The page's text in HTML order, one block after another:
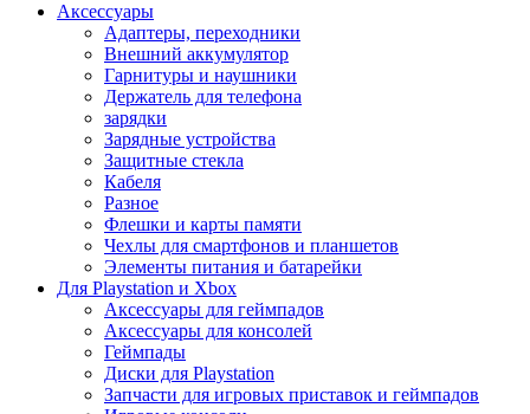
Аксессуары
Адаптеры, переходники
Внешний аккумулятор
Гарнитуры и наушники
Держатель для телефона
зарядки
Зарядные устройства
Защитные стекла
Кабеля
Разное
Флешки и карты памяти
Чехлы для смартфонов и планшетов
Элементы питания и батарейки
Для Playstation и Xbox
Аксессуары для геймпадов
Аксессуары для консолей
Геймпады
Диски для Playstation
Запчасти для игровых приставок и геймпадов